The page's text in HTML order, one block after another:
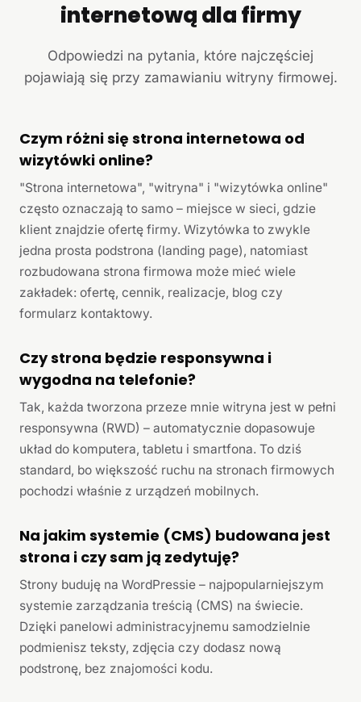
internetową dla firmy
Odpowiedzi na pytania, które najczęściej
pojawiają się przy zamawianiu witryny firmowej.
Czym różni się strona internetowa od
wizytówki online?
"Strona internetowa", "witryna" i "wizytówka online"
często oznaczają to samo – miejsce w sieci, gdzie
klient znajdzie ofertę firmy. Wizytówka to zwykle
jedna prosta podstrona (landing page), natomiast
rozbudowana strona firmowa może mieć wiele
zakładek: ofertę, cennik, realizacje, blog czy
formularz kontaktowy.
Czy strona będzie responsywna i
wygodna na telefonie?
Tak, każda tworzona przeze mnie witryna jest w pełni
responsywna (RWD) – automatycznie dopasowuje
układ do komputera, tabletu i smartfona. To dziś
standard, bo większość ruchu na stronach firmowych
pochodzi właśnie z urządzeń mobilnych.
Na jakim systemie (CMS) budowana jest
strona i czy sam ją zedytuję?
Strony buduję na WordPressie – najpopularniejszym
systemie zarządzania treścią (CMS) na świecie.
Dzięki panelowi administracyjnemu samodzielnie
podmienisz teksty, zdjęcia czy dodasz nową
podstronę, bez znajomości kodu.